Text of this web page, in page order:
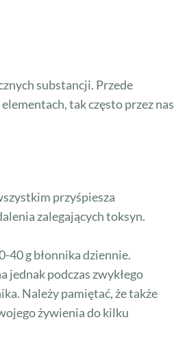
substancji. Przede
tak często przez nas
przyśpiesza
zalegających toksyn.
40 g błonnika dziennie.
jednak podczas zwykłego
Należy pamiętać, że także
żywienia do kilku